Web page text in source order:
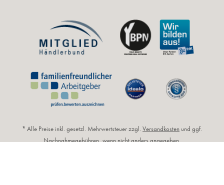
* Alle Preise inkl. gesetzl. Mehrwertsteuer zzgl. Versandkosten und ggf.
Nachnahmegebühren, wenn nicht anders angegeben.